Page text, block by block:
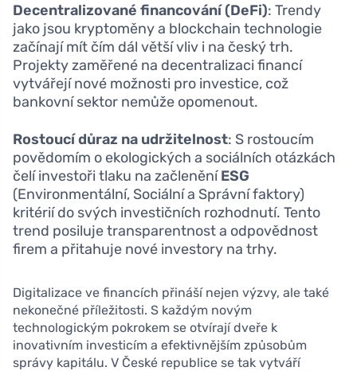
Decentralizované financování (DeFi): Trendy
jako jsou kryptoměny a blockchain technologie
začínají mít čím dál větší vliv i na český trh.
Projekty zaměřené na decentralizaci financí
vytvářejí nové možnosti pro investice, což
bankovní sektor nemůže opomenout.
Rostoucí důraz na udržitelnost: S rostoucím
povědomím o ekologických a sociálních otázkách
čelí investoři tlaku na začleněníESG
(Environmentální, Sociální a Správní faktory)
kritérií do svých investičních rozhodnutí. Tento
trend posiluje transparentnost a odpovědnost
firem a přitahuje nové investory na trhy.
Digitalizace ve financích přináší nejen výzvy, ale také
nekonečné příležitosti. S každým novým
technologickým pokrokem se otvírají dveře k
inovativním investicím a efektivnějším způsobům
správy kapitálu. V České republice se tak vytváří